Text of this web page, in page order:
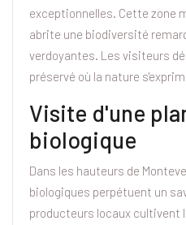
exceptionnelles. Cette zone
abrite une biodiversité
verdoyantes. Les visiteurs
préservé où la nature
Visite d'une
biologique
Dans les hauteurs de
biologiques perpétuent un
producteurs locaux cultivent